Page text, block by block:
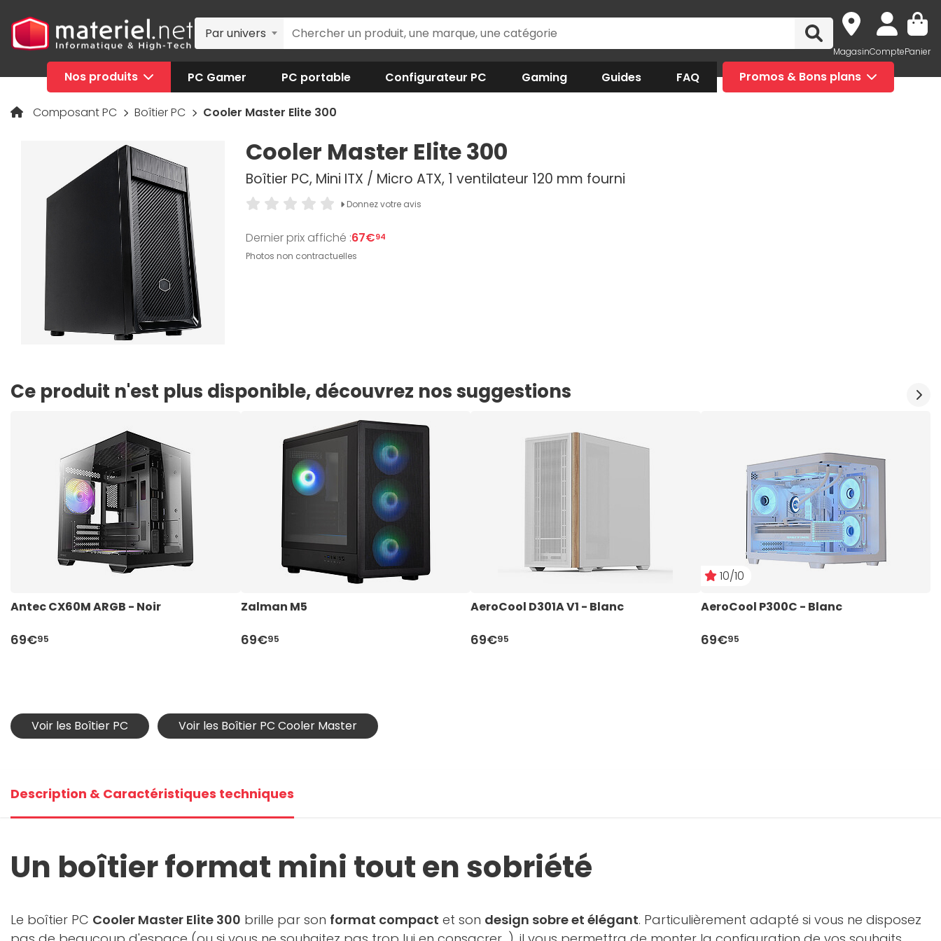
Par univers
MagasinComptePanier
Nos produits PC Gamer PC portable Configurateur PC Gaming Guides FAQ Promos & Bons plans
Composant PC Boîtier PC Cooler Master Elite 300
Cooler Master Elite 300
Boîtier PC, Mini ITX / Micro ATX, 1 ventilateur 120 mm fourni
Donnez votre avis
Dernier prix affiché :67€94
Photos non contractuelles
Ce produit n'est plus disponible, découvrez nos suggestions
Antec CX60M ARGB - Noir
69€95
Zalman M5
69€95
AeroCool D301A V1 - Blanc
69€95
10/10
AeroCool P300C - Blanc
69€95
Voir les Boîtier PC Voir les Boîtier PC Cooler Master
Description & Caractéristiques techniques
Un boîtier format mini tout en sobriété
Le boîtier PC Cooler Master Elite 300 brille par son format compact et son design sobre et élégant. Particulièrement adapté si vous ne disposez